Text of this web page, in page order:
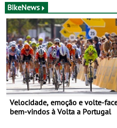
BikeNews
Velocidade, emoção e volte-
bem-vindos à Volta a Portugal